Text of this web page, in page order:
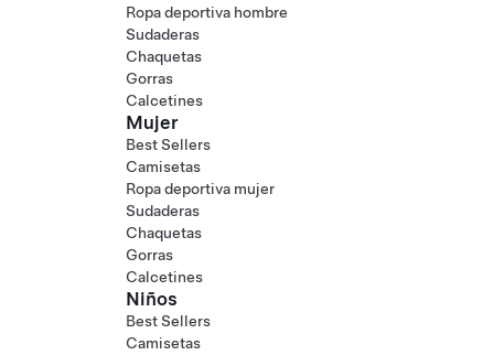
Ropa deportiva hombre
Sudaderas
Chaquetas
Gorras
Calcetines
Mujer
Best Sellers
Camisetas
Ropa deportiva mujer
Sudaderas
Chaquetas
Gorras
Calcetines
Niños
Best Sellers
Camisetas